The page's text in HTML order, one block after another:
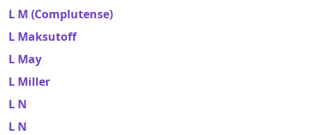
L M (Complutense)
L Maksutoff
L May
L Miller
L N
L N